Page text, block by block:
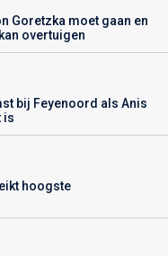
Goretzka moet gaan en
overtuigen
bij Feyenoord als Anis
is
hoogste